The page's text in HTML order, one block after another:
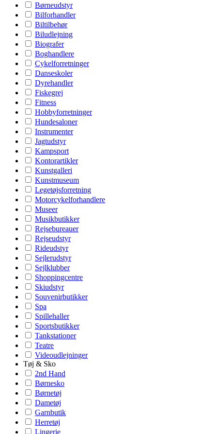
Børneudstyr
Bilforhandler
Biltilbehør
Biludlejning
Biografer
Boghandlere
Cykelforretninger
Danseskoler
Dyrehandler
Fiskegrej
Fitness
Hobbyforretninger
Hundesaloner
Instrumenter
Jagtudstyr
Kampsport
Kontorartikler
Kunstgalleri
Kunstmuseum
Legetøjsforretning
Motorcykelforhandlere
Museer
Musikbutikker
Rejsebureauer
Rejseudstyr
Rideudstyr
Sejlerudstyr
Sejlklubber
Shoppingcentre
Skiudstyr
Souvenirbutikker
Spa
Spillehaller
Sportsbutikker
Tankstationer
Teatre
Videoudlejninger
Tøj & Sko
2nd Hand
Børnesko
Børnetøj
Dametøj
Garnbutik
Herretøj
Lingerie